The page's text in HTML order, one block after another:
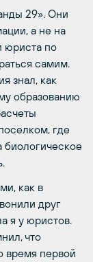
29». Они
а не на
юриста по
самим.
знал, как
образованию
где
биологическое
как в
друг
я у юристов.
что
время первой